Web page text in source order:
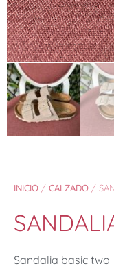
INICIO / CALZADO /
Sandalia basic two